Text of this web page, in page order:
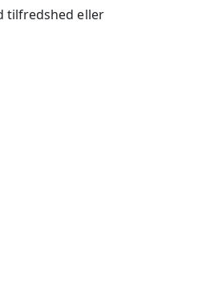
tilfredshed eller